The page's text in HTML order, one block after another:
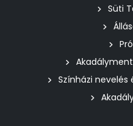
Süti
Színházi